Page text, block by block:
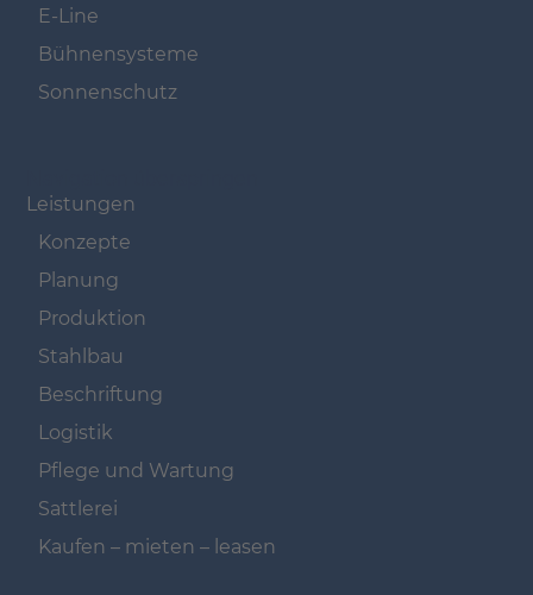
E-Line
Bühnensysteme
Sonnenschutz
Leistungen
Konzepte
Planung
Produktion
Stahlbau
Beschriftung
Logistik
Pflege und Wartung
Sattlerei
Kaufen – mieten – leasen